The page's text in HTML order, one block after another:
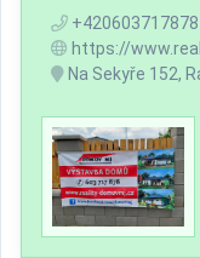
+420603717878
https://
Na Sekyře 152,